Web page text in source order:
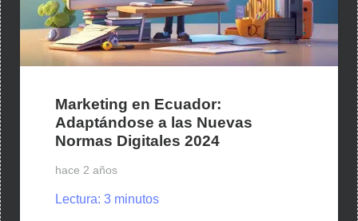
Marketing en Ecuador:
Adaptándose a las Nuevas
Normas Digitales 2024
hace 2 años
Lectura: 3 minutos